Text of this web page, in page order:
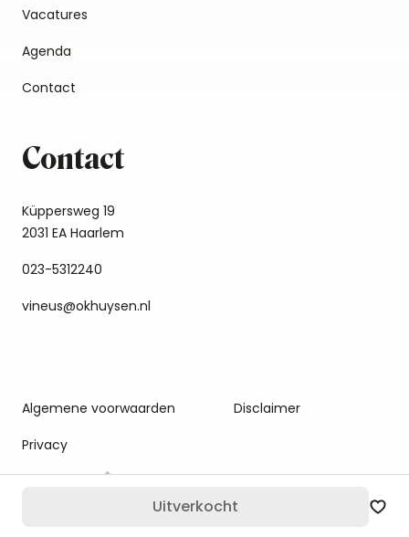
Uitverkocht Zet
Vacatures
Agenda
Contact
Contact
Küppersweg 19
2031 EA Haarlem
023-5312240
vineus@okhuysen.nl
Algemene voorwaarden
Disclaimer
Privacy